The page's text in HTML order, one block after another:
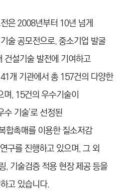
은 2008년부터 10년 넘게
술 공모전으로, 중소기업 발굴
건설기술 발전에 기여하고
개 기관에서 총 157건의 다양한
며, 15건의 우수기술이
수 기술’로 선정된
합촉매를 이용한 질소저감
구를 진행하고 있으며, 그 외
, 기술검증 적용 현장 제공 등을
고 있습니다.